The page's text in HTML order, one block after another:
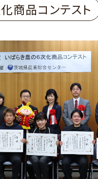
商品コンテスト